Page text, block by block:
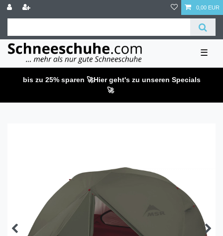
0,00 EUR
☰
bis zu 25% sparen 🚀Hier geht's zu unseren Specials
🚀